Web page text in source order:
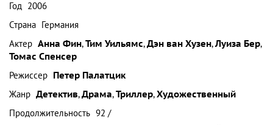
Год 2006
Страна Германия
Актер Анна Фин,Тим Уильямс,Дэн ван Хузен,Луиза Бер,
Томас Спенсер
Режиссер Петер Палатцик
Жанр Детектив,Драма,Триллер,Художественный
Продолжительность 92 /